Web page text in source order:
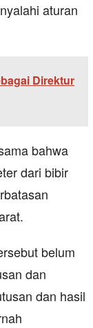
aturan
Direktur
bahwa
dari bibir
belum
dan
dan hasil